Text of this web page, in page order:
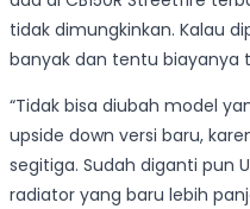
tidak dimungkinkan. Kalau
banyak dan tentu biayanya
“Tidak bisa diubah model
upside down versi baru,
segitiga. Sudah diganti pun
radiator yang baru lebih